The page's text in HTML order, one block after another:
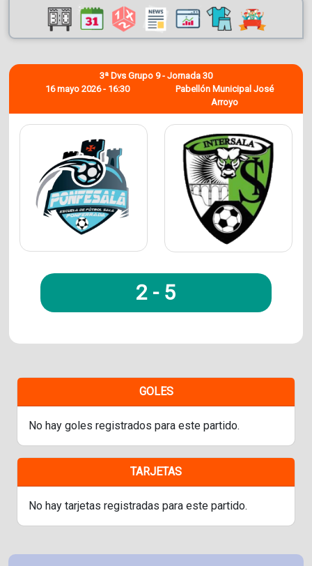
16 mayo 2026 - 16:30
3ª Dvs Grupo 9 - Jornada 30
Pabellón Municipal José
Arroyo
2 - 5
GOLES
No hay goles registrados para este partido.
TARJETAS
No hay tarjetas registradas para este partido.